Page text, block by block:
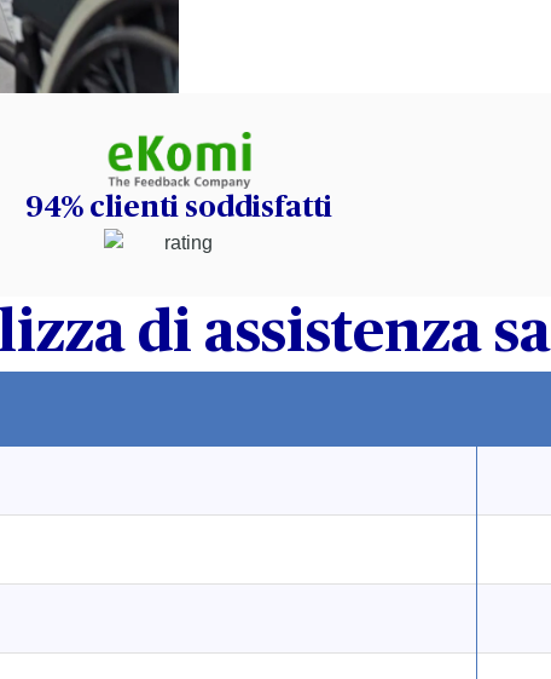
94% clienti soddisfatti
di assistenza